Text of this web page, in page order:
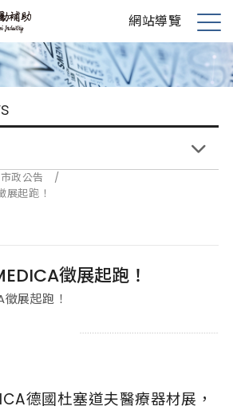
網站導覽
展
開
選
單
市政公告
/
起跑！
徵展起跑！
展起跑！
德國杜塞道夫醫療器材展，